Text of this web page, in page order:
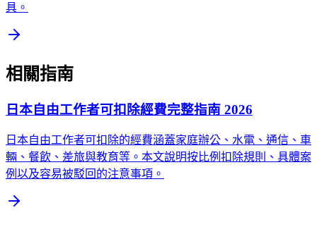
具。
相關指南
日本自由工作者可扣除經費完整指南 2026
日本自由工作者可扣除的經費涵蓋家庭辦公、水電、通信、車
輛、餐飲、差旅與教育等。本文說明按比例扣除規則、具體案
例以及容易被駁回的注意事項。